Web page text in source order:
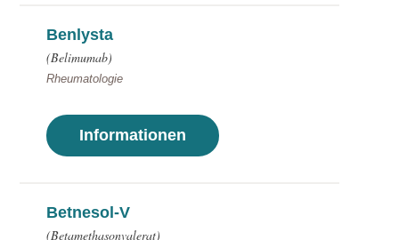
Benlysta
(Belimumab)
Rheumatologie
Informationen
Betnesol-V
(Betamethasonvalerat)